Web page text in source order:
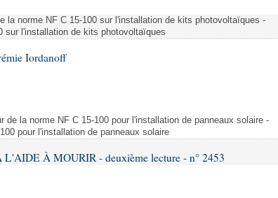
la norme NF C 15-100 sur l'installation de kits photovoltaïques -
sur l'installation de kits photovoltaïques
Iordanoff
de la norme NF C 15-100 pour l'installation de panneaux solaire -
pour l'installation de panneaux solaire
L'AIDE À MOURIR - deuxième lecture - n° 2453